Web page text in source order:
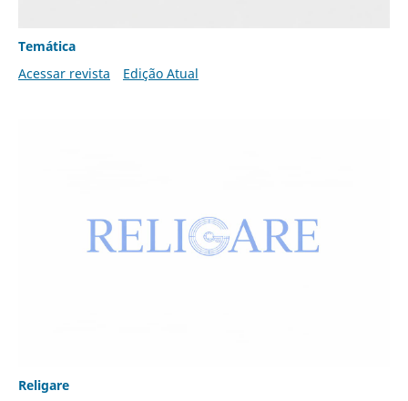
Temática
Acessar revista
Edição Atual
Religare